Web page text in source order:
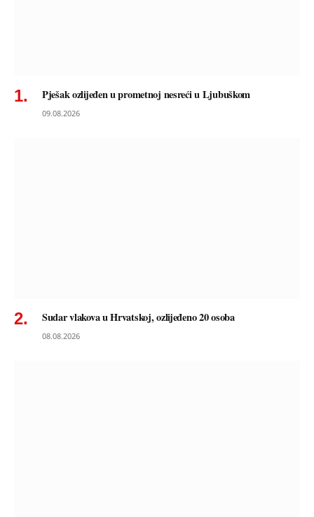
Pješak ozlijeđen u prometnoj nesreći u Ljubuškom
09.08.2026
Sudar vlakova u Hrvatskoj, ozlijeđeno 20 osoba
08.08.2026